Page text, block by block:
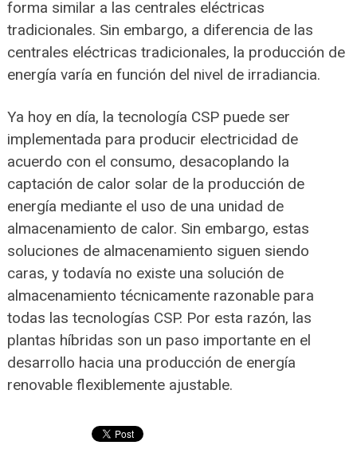
forma similar a las centrales eléctricas
tradicionales. Sin embargo, a diferencia de las
centrales eléctricas tradicionales, la producción de
energía varía en función del nivel de irradiancia.
Ya hoy en día, la tecnología CSP puede ser
implementada para producir electricidad de
acuerdo con el consumo, desacoplando la
captación de calor solar de la producción de
energía mediante el uso de una unidad de
almacenamiento de calor. Sin embargo, estas
soluciones de almacenamiento siguen siendo
caras, y todavía no existe una solución de
almacenamiento técnicamente razonable para
todas las tecnologías CSP. Por esta razón, las
plantas híbridas son un paso importante en el
desarrollo hacia una producción de energía
renovable flexiblemente ajustable.